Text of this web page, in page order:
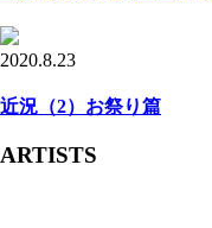
2020.8.23
近況（2）お祭り篇
ARTISTS